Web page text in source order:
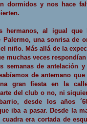
dormidos y nos hace
hermanos, al igual que
una sonrisa de
niño. Más allá de la
muchas veces
semanas de antelación y
de antemano que
gran fiesta en la
del club o no, ni
desde los años
iba a pasar. Desde la
era cortada de